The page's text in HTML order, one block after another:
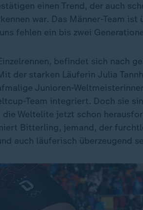
einen Trend, der auch
war. Das Männer-Team
fehlen ein bis zwei
befindet sich nach
der starken Läuferin Julia
Junioren-
Team integriert. Doch sie
Weltelite jetzt schon
Bitterling, jemand, der
auch läuferisch überzeugend